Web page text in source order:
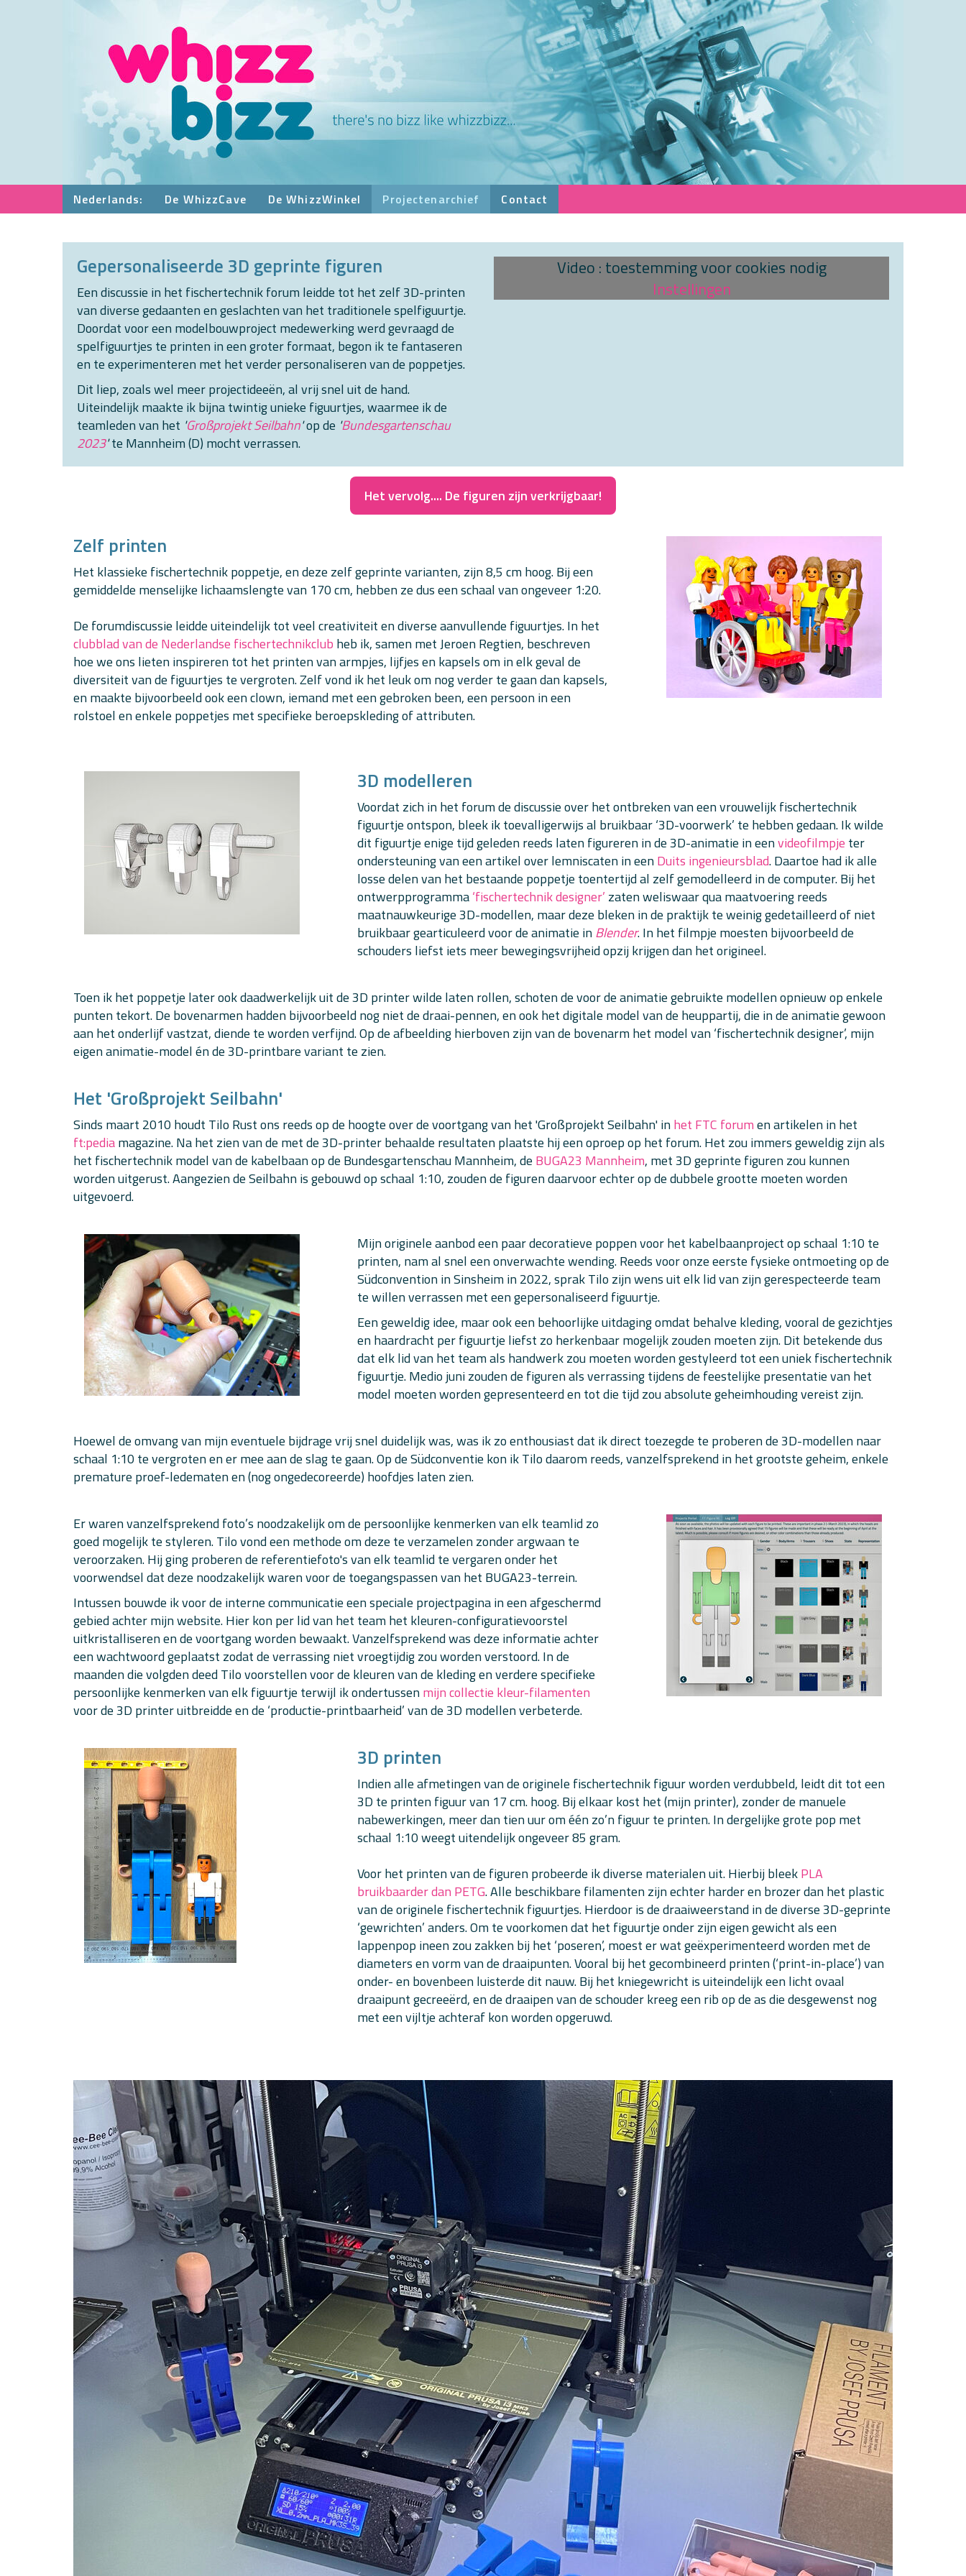
Nederlands: De WhizzCave De WhizzWinkel Projectenarchief Contact
Gepersonaliseerde 3D geprinte figuren
Een discussie in het fischertechnik forum leidde tot het zelf 3D-printen
van diverse gedaanten en geslachten van het traditionele spelfiguurtje.
Doordat voor een modelbouwproject medewerking werd gevraagd de
spelfiguurtjes te printen in een groter formaat, begon ik te fantaseren
en te experimenteren met het verder personaliseren van de poppetjes.
Dit liep, zoals wel meer projectideeën, al vrij snel uit de hand.
Uiteindelijk maakte ik bijna twintig unieke figuurtjes, waarmee ik de
teamleden van het 'Großprojekt Seilbahn'op de 'Bundesgartenschau
2023'te Mannheim (D) mocht verrassen.
Video : toestemming voor cookies nodig
Instellingen
Het vervolg.... De figuren zijn verkrijgbaar!
Zelf printen
Het klassieke fischertechnik poppetje, en deze zelf geprinte varianten, zijn 8,5 cm hoog. Bij een
gemiddelde menselijke lichaamslengte van 170 cm, hebben ze dus een schaal van ongeveer 1:20.
De forumdiscussie leidde uiteindelijk tot veel creativiteit en diverse aanvullende figuurtjes. In het
clubblad van de Nederlandse fischertechnikclub heb ik, samen met Jeroen Regtien, beschreven
hoe we ons lieten inspireren tot het printen van armpjes, lijfjes en kapsels om in elk geval de
diversiteit van de figuurtjes te vergroten. Zelf vond ik het leuk om nog verder te gaan dan kapsels,
en maakte bijvoorbeeld ook een clown, iemand met een gebroken been, een persoon in een
rolstoel en enkele poppetjes met specifieke beroepskleding of attributen.
3D modelleren
Voordat zich in het forum de discussie over het ontbreken van een vrouwelijk fischertechnik
figuurtje ontspon, bleek ik toevalligerwijs al bruikbaar ‘3D-voorwerk’ te hebben gedaan. Ik wilde
dit figuurtje enige tijd geleden reeds laten figureren in de 3D-animatie in eenvideofilmpje ter
ondersteuning van een artikel over lemniscaten in eenDuits ingenieursblad. Daartoe had ik alle
losse delen van het bestaande poppetje toentertijd al zelf gemodelleerd in de computer. Bij het
ontwerpprogramma‘fischertechnik designer’ zaten weliswaar qua maatvoering reeds
maatnauwkeurige 3D-modellen, maar deze bleken in de praktijk te weinig gedetailleerd of niet
bruikbaar gearticuleerd voor de animatie inBlender. In het filmpje moesten bijvoorbeeld de
schouders liefst iets meer bewegingsvrijheid opzij krijgen dan het origineel.
Toen ik het poppetje later ook daadwerkelijk uit de 3D printer wilde laten rollen, schoten de voor de animatie gebruikte modellen opnieuw op enkele
punten tekort. De bovenarmen hadden bijvoorbeeld nog niet de draai-pennen, en ook het digitale model van de heuppartij, die in de animatie gewoon
aan het onderlijf vastzat, diende te worden verfijnd. Op de afbeelding hierboven zijn van de bovenarm het model van ‘fischertechnik designer’, mijn
eigen animatie-model én de 3D-printbare variant te zien.
Het 'Großprojekt Seilbahn'
Sinds maart 2010 houdt Tilo Rust ons reeds op de hoogte over de voortgang van het 'Großprojekt Seilbahn' inhet FTC forumen artikelen in het
ft:pediamagazine. Na het zien van de met de 3D-printer behaalde resultaten plaatste hij een oproep op het forum. Het zou immers geweldig zijn als
het fischertechnik model van de kabelbaan op de Bundesgartenschau Mannheim, de BUGA23 Mannheim, met 3D geprinte figuren zou kunnen
worden uitgerust. Aangezien de Seilbahn is gebouwd op schaal 1:10, zouden de figuren daarvoor echter op de dubbele grootte moeten worden
uitgevoerd.
Mijn originele aanbod een paar decoratieve poppen voor het kabelbaanproject op schaal 1:10 te
printen, nam al snel een onverwachte wending. Reeds voor onze eerste fysieke ontmoeting op de
Südconvention in Sinsheim in 2022, sprak Tilo zijn wens uit elk lid van zijn gerespecteerde team
te willen verrassen met een gepersonaliseerd figuurtje.
Een geweldig idee, maar ook een behoorlijke uitdaging omdat behalve kleding, vooral de gezichtjes
en haardracht per figuurtje liefst zo herkenbaar mogelijk zouden moeten zijn. Dit betekende dus
dat elk lid van het team als handwerk zou moeten worden gestyleerd tot een uniek fischertechnik
figuurtje. Medio juni zouden de figuren als verrassing tijdens de feestelijke presentatie van het
model moeten worden gepresenteerd en tot die tijd zou absolute geheimhouding vereist zijn.
Hoewel de omvang van mijn eventuele bijdrage vrij snel duidelijk was, was ik zo enthousiast dat ik direct toezegde te proberen de 3D-modellen naar
schaal 1:10 te vergroten en er mee aan de slag te gaan. Op de Südconventie kon ik Tilo daarom reeds, vanzelfsprekend in het grootste geheim, enkele
premature proef-ledematen en (nog ongedecoreerde) hoofdjes laten zien.
Er waren vanzelfsprekend foto’s noodzakelijk om de persoonlijke kenmerken van elk teamlid zo
goed mogelijk te styleren. Tilo vond een methode om deze te verzamelen zonder argwaan te
veroorzaken. Hij ging proberen de referentiefoto's van elk teamlid te vergaren onder het
voorwendsel dat deze noodzakelijk waren voor de toegangspassen van het BUGA23-terrein.
Intussen bouwde ik voor de interne communicatie een speciale projectpagina in een afgeschermd
gebied achter mijn website. Hier kon per lid van het team het kleuren-configuratievoorstel
uitkristalliseren en de voortgang worden bewaakt. Vanzelfsprekend was deze informatie achter
een wachtwoord geplaatst zodat de verrassing niet vroegtijdig zou worden verstoord. In de
maanden die volgden deed Tilo voorstellen voor de kleuren van de kleding en verdere specifieke
persoonlijke kenmerken van elk figuurtje terwijl ik ondertussenmijn collectie kleur-filamenten
voor de 3D printer uitbreidde en de ‘productie-printbaarheid’ van de 3D modellen verbeterde.
3D printen
Indien alle afmetingen van de originele fischertechnik figuur worden verdubbeld, leidt dit tot een
3D te printen figuur van 17 cm. hoog. Bij elkaar kost het (mijn printer), zonder de manuele
nabewerkingen, meer dan tien uur om één zo’n figuur te printen. In dergelijke grote pop met
schaal 1:10 weegt uitendelijk ongeveer 85 gram.
Voor het printen van de figuren probeerde ik diverse materialen uit. Hierbij bleekPLA
bruikbaarder dan PETG. Alle beschikbare filamenten zijn echter harder en brozer dan het plastic
van de originele fischertechnik figuurtjes. Hierdoor is de draaiweerstand in de diverse 3D-geprinte
‘gewrichten’ anders. Om te voorkomen dat het figuurtje onder zijn eigen gewicht als een
lappenpop ineen zou zakken bij het ‘poseren’, moest er wat geëxperimenteerd worden met de
diameters en vorm van de draaipunten. Vooral bij het gecombineerd printen (‘print-in-place’) van
onder- en bovenbeen luisterde dit nauw. Bij het kniegewricht is uiteindelijk een licht ovaal
draaipunt gecreeërd, en de draaipen van de schouder kreeg een rib op de as die desgewenst nog
met een vijltje achteraf kon worden opgeruwd.